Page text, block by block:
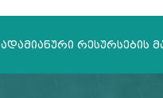
ადამიანური რესურსების